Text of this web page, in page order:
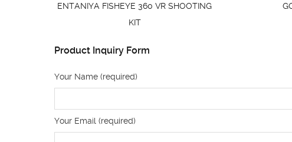
ENTANIYA FISHEYE 360 VR SHOOTING
KIT
Product Inquiry Form
Your Name (required)
Your Email (required)